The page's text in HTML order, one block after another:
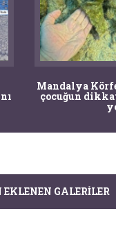
Mandalya
çocuğun
EKLENEN GALERILER